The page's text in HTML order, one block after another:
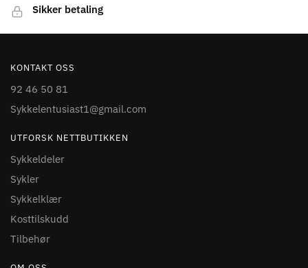
Sikker betaling
KONTAKT OSS
92 46 50 81
Sykkelentusiast1@gmail.com
UTFORSK NETTBUTIKKEN
Sykkeldeler
Sykler
Sykkelklær
Kosttilskudd
Tilbehør